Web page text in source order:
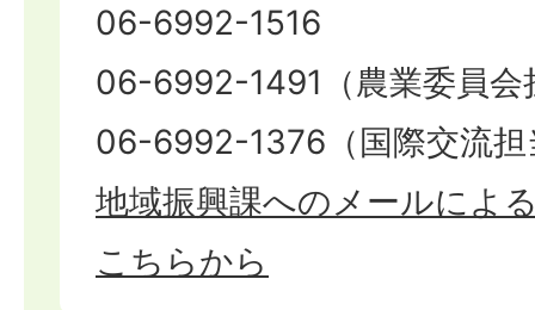
06-6992-1516
06-6992-1491（農業委員会
06-6992-1376（国際交流担
地域振興課へのメールによ
こちらから